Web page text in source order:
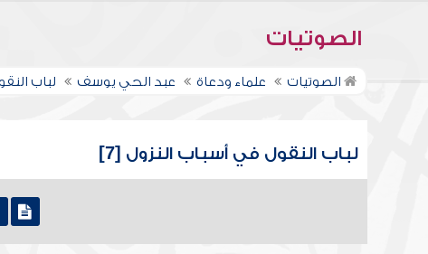
الصوتيات
الصوتيات علماء ودعاة عبد الحي يوسف لباب
لباب النقول في أسباب النزول [7]